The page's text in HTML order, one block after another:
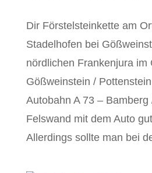
Dir Förstelsteinkette am
Stadelhofen bei
nördlichen Frankenjura im
Gößweinstein /
Autobahn A 73 –
Felswand mit dem Auto
Allerdings sollte man bei